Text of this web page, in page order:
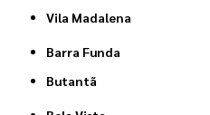
Vila Madalena
Barra Funda
Butantã